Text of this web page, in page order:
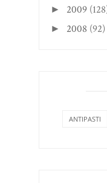
► 2009
► 2008 (92)
ANTIPASTI